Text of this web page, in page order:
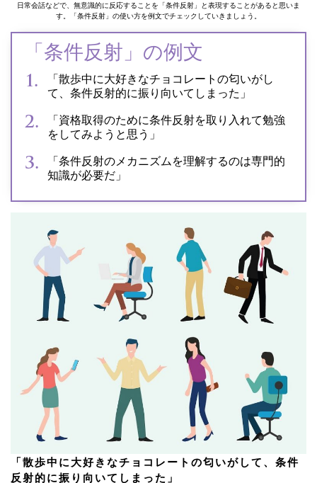
日常会話などで、無意識的に反応することを「条件反射」と表現することがあると思いま
す。「条件反射」の使い方を例文でチェックしていきましょう。
「条件反射」の例文
「散歩中に大好きなチョコレートの匂いがし
て、条件反射的に振り向いてしまった」
「資格取得のために条件反射を取り入れて勉強
をしてみようと思う」
「条件反射のメカニズムを理解するのは専門的
知識が必要だ」
「散歩中に大好きなチョコレートの匂いがして、条件
反射的に振り向いてしまった」